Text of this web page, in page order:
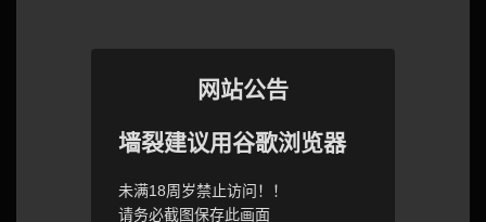
网站公告
墙裂建议用谷歌浏览器
未满18周岁禁止访问！！
请务必截图保存此画面